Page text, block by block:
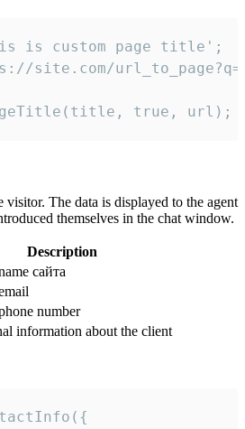
is custom page title';
true, url);
visitor. The data is displayed to the agent
themselves in the chat window.
Description
сайта
number
information about the client